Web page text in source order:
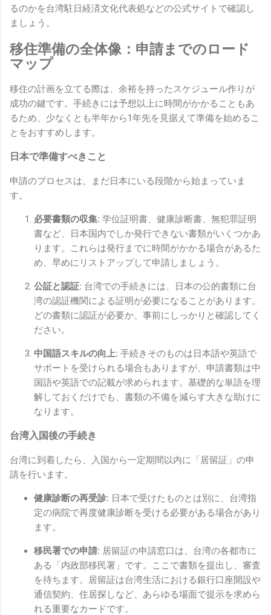
るのかを台湾駐日経済文化代表処などの公式サイトで確認し
ましょう。
移住準備の全体像：申請までのロード
マップ
移住の計画を立てる際は、余裕を持ったスケジュール作りが
成功の鍵です。手続きには予想以上に時間がかかることもあ
るため、少なくとも半年から1年先を見据えて準備を始めるこ
とをおすすめします。
日本で準備すべきこと
申請のプロセスは、まだ日本にいる段階から始まっていま
す。
必要書類の収集: 学位証明書、健康診断書、無犯罪証明
書など、日本国内でしか発行できない書類がいくつかあ
ります。これらは発行までに時間がかかる場合があるた
め、早めにリストアップして申請しましょう。
公証と認証: 台湾での手続きには、日本の公的書類に台
湾の認証機関による証明が必要になることがあります。
どの書類に認証が必要か、事前にしっかりと確認してく
ださい。
中国語スキルの向上: 手続きそのものは日本語や英語で
サポートを受けられる場合もありますが、申請書類は中
国語や英語での記載が求められます。基礎的な単語を理
解しておくだけでも、書類の不備を減らす大きな助けに
なります。
台湾入国後の手続き
台湾に到着したら、入国から一定期間以内に「居留証」の申
請を行います。
健康診断の再受診: 日本で受けたものとは別に、台湾指
定の病院で再度健康診断を受ける必要がある場合があり
ます。
移民署での申請: 居留証の申請窓口は、台湾の各都市に
ある「内政部移民署」です。ここで書類を提出し、審査
を待ちます。居留証は台湾生活における銀行口座開設や
通信契約、住居探しなど、あらゆる場面で提示を求めら
れる重要なカードです。